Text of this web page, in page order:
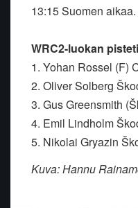
13:15 Suomen aikaa.
WRC2-luokan
1. Yohan Rossel (F)
2. Oliver Solberg
3. Gus Greensmith
4. Emil Lindholm
5. Nikolai Gryazin
Kuva: Hannu